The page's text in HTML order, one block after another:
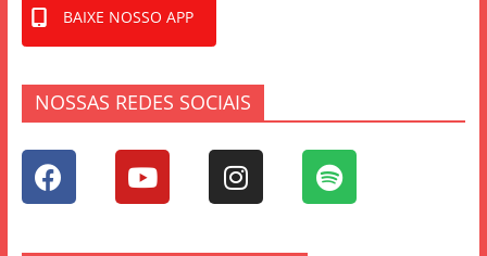
BAIXE NOSSO APP
NOSSAS REDES SOCIAIS